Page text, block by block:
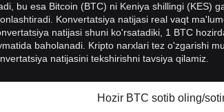
bu esa Bitcoin (BTC) ni Keniya shillingi (KES)
Konvertatsiya natijasi real vaqt
natijasi shuni ko'rsatadiki, 1 BTC
baholanadi. Kripto narxlari tez o'zgarishi
natijasini tekshirishni tavsiya qilamiz.
Hozir BTC sotib oling/